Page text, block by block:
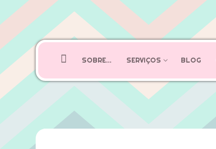
Saltar
conteúdo
SOBRE… SERVIÇOS BLOG